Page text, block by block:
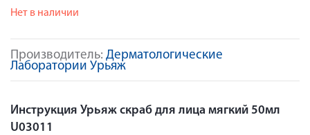
Производитель: Дерматологические
Лаборатории Урьяж
Нет в наличии
Инструкция Урьяж скраб для лица мягкий 50мл
U03011